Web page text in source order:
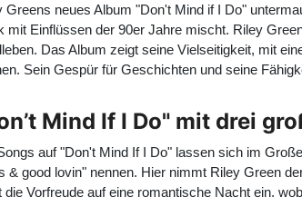
Greens neues Album "Don't Mind if I Do"
mit Einflüssen der 90er Jahre mischt. Riley
Das Album zeigt seine Vielseitigkeit, mit
Sein Gespür für Geschichten und seine
Mind If I Do" mit drei
auf "Don't Mind If I Do" lassen sich im
& good lovin" nennen. Hier nimmt Riley Green
die Vorfreude auf eine romantische Nacht ein,